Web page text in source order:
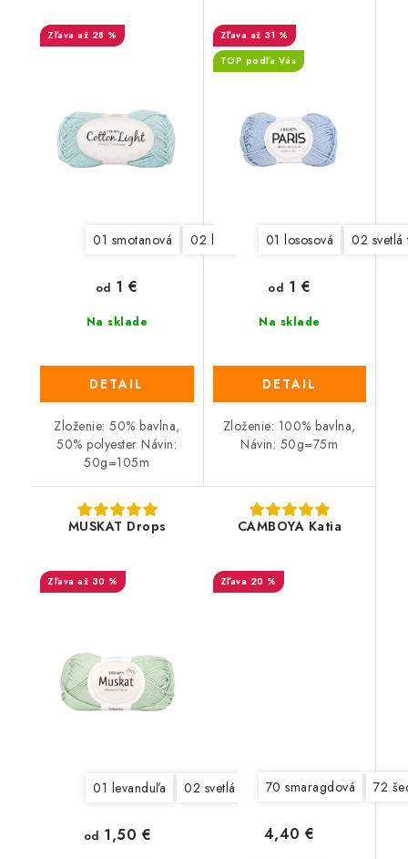
až 28 %
01 smotanová 02 biela 08 svetlá modrá 11
Na sklade
od 1 €
DETAIL
Zloženie: 50% bavlna,
50% polyester Návin:
50g=105m
až 31 %
TOP podľa Vás
01 lososová 02 svetlá
Na sklade
od 1 €
DETAIL
Zloženie: 100% bavlna,
Návin: 50g=75m
MUSKAT Drops
až 30 %
01 levanduľa 02 svetlá modrá 03 mätovo zelená -
od 1,50 €
CAMBOYA Katia
20 %
70 smaragdová 72
4,40 €